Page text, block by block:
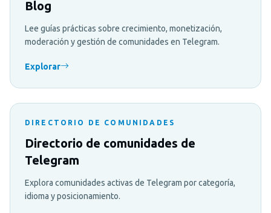
Blog
Lee guías prácticas sobre crecimiento, monetización,
moderación y gestión de comunidades en Telegram.
Explorar
DIRECTORIO DE COMUNIDADES
Directorio de comunidades de
Telegram
Explora comunidades activas de Telegram por categoría,
idioma y posicionamiento.